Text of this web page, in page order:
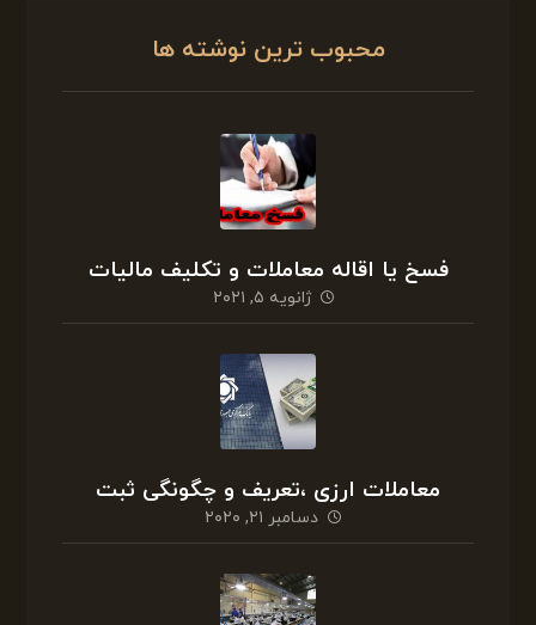
محبوب ترین نوشته ها
فسخ یا اقاله معاملات و تکلیف مالیات
ژانویه ۵, ۲۰۲۱
معاملات ارزی ،تعریف و چگونگی ثبت
دسامبر ۲۱, ۲۰۲۰